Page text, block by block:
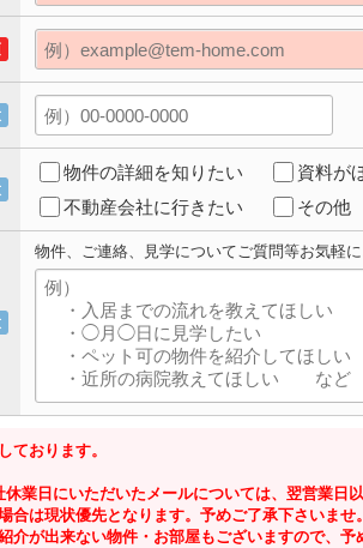
物件の詳細を知りたい 資料が
不動産会社に行きたい
その他
物件、ご連絡、見学についてご質問等お気軽
ております。
業日にいただいたメールについては、翌営業日以
は現状優先となります。予めご了承下さいませ。
介が出来ない物件・お部屋もございますので、予